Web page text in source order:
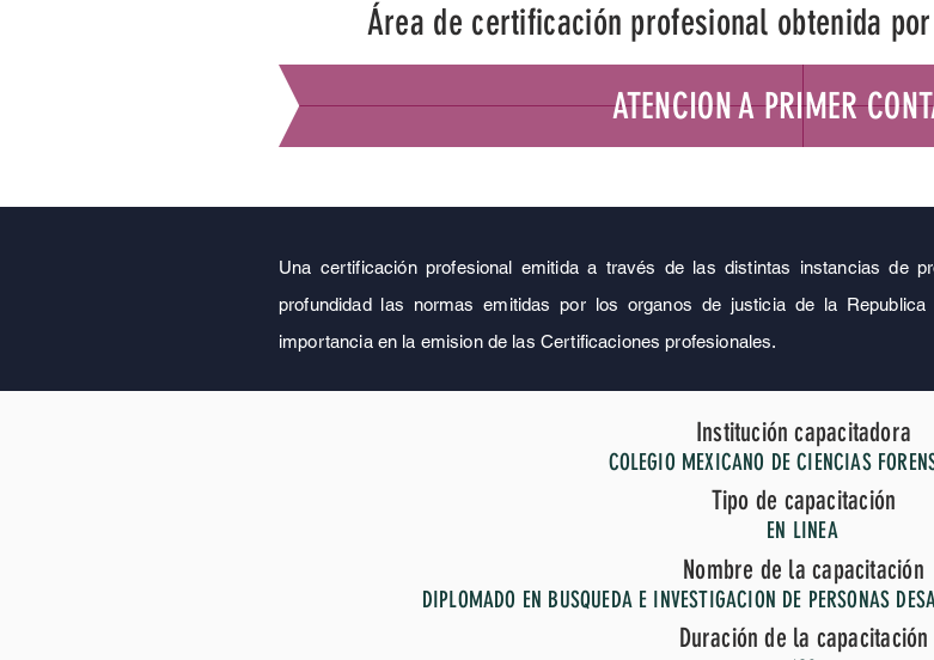
Área de certificación profesional obtenida
ATENCION A PRIMER
Una certificación profesional emitida a través de las distintas instancias de
profundidad las normas emitidas por los organos de justicia de la
importancia en la emision de las Certificaciones profesionales.
Institución capacitadora
COLEGIO MEXICANO DE CIENCIAS
Tipo de capacitación
EN LINEA
Nombre de la capacitación
DIPLOMADO EN BUSQUEDA E INVESTIGACION DE PERSONAS
Duración de la capacitación